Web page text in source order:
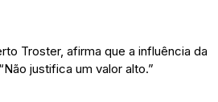
Troster, afirma que a influência da
justifica um valor alto.”